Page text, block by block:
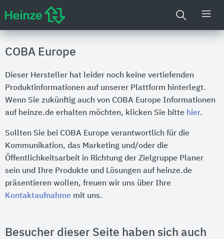
COBA Europe
Dieser Hersteller hat leider noch keine vertiefenden
Produktinformationen auf unserer Plattform hinterlegt.
Wenn Sie zukünftig auch von COBA Europe Informationen
auf heinze.de erhalten möchten, klicken Sie bitte hier.
Sollten Sie bei COBA Europe verantwortlich für die
Kommunikation, das Marketing und/oder die
Öffentlichkeitsarbeit in Richtung der Zielgruppe Planer
sein und Ihre Produkte und Lösungen auf heinze.de
präsentieren wollen, freuen wir uns über Ihre
Kontaktaufnahme mit uns.
Besucher dieser Seite haben sich auch